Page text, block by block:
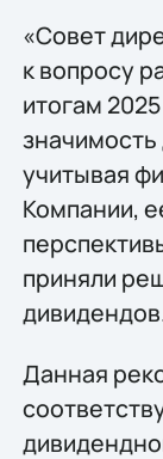
«Совет
к вопросу
итогам
учитывая
Компании,
приняли
Данная